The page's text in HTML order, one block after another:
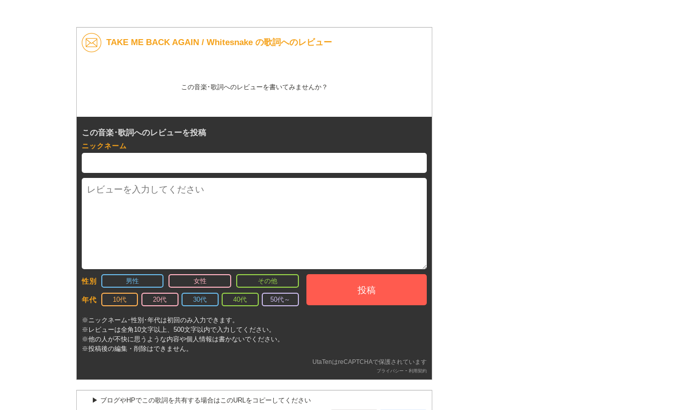
TAKE ME BACK AGAIN / Whitesnake の歌詞へのレビュー
この音楽･歌詞へのレビューを書いてみませんか？
この音楽･歌詞へのレビューを投稿
ニックネーム
性別 男性 女性 その他
年代 10代 20代 30代 40代 50代～
投稿
※ニックネーム･性別･年代は初回のみ入力できます。
※レビューは全角10文字以上、500文字以内で入力してください。
※他の人が不快に思うような内容や個人情報は書かないでください。
※投稿後の編集・削除はできません。
UtaTenはreCAPTCHAで保護されています
プライバシー - 利用契約
▶︎ ブログやHPでこの歌詞を共有する場合はこのURLをコピーしてください